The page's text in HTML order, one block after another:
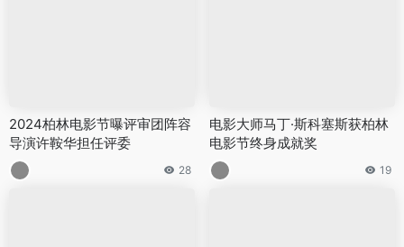
2024柏林电影节曝评审团阵容
导演许鞍华担任评委
28
电影大师马丁·斯科塞斯获柏林
电影节终身成就奖
19